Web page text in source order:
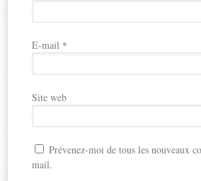
E-mail *
Site web
Prévenez-moi de tous les nouveaux
mail.